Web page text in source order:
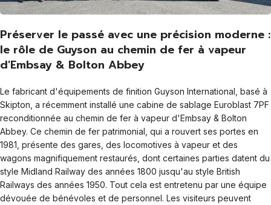
Préserver le passé avec une précision moderne :
le rôle de Guyson au chemin de fer à vapeur
d'Embsay & Bolton Abbey
Le fabricant d'équipements de finition Guyson International, basé à
Skipton, a récemment installé une cabine de sablage Euroblast 7PF
reconditionnée au chemin de fer à vapeur d'Embsay & Bolton
Abbey. Ce chemin de fer patrimonial, qui a rouvert ses portes en
1981, présente des gares, des locomotives à vapeur et des
wagons magnifiquement restaurés, dont certaines parties datent du
style Midland Railway des années 1800 jusqu'au style British
Railways des années 1950. Tout cela est entretenu par une équipe
dévouée de bénévoles et de personnel. Les visiteurs peuvent